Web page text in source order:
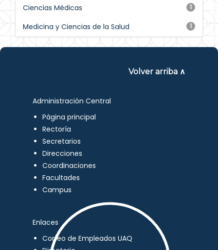
1
Ciencias Médicas
1
Medicina y Ciencias de la Salud
Volver arriba ∧
Administración Central
Página principal
Rectoría
Secretarios
Direcciones
Coordinaciones
Facultades
Campus
Enlaces
Correo de Empleados UAQ